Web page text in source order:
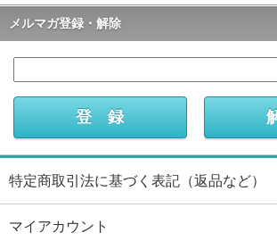
メルマガ登録・解除
特定商取引法に基づく表記（返品など）
マイアカウント